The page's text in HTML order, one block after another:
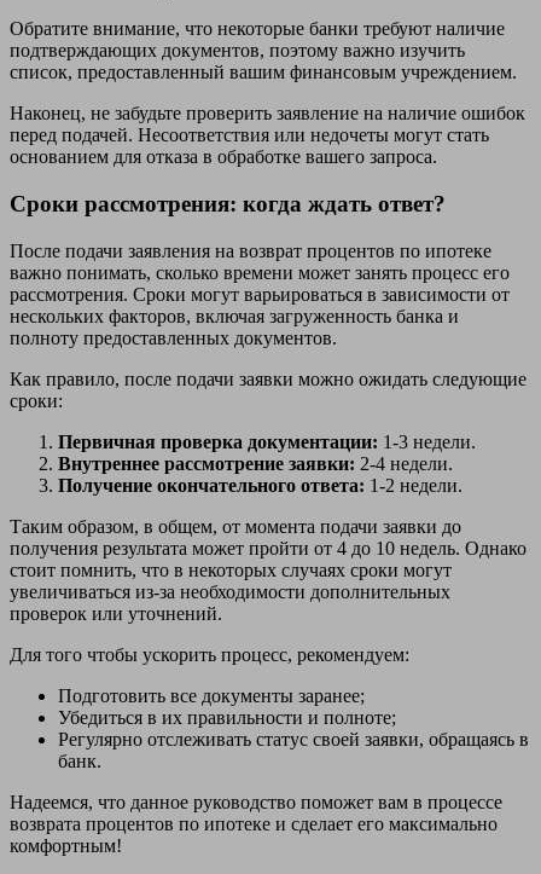
Обратите внимание, что некоторые банки требуют наличие
подтверждающих документов, поэтому важно изучить
список, предоставленный вашим финансовым учреждением.
Наконец, не забудьте проверить заявление на наличие ошибок
перед подачей. Несоответствия или недочеты могут стать
основанием для отказа в обработке вашего запроса.
Сроки рассмотрения: когда ждать ответ?
После подачи заявления на возврат процентов по ипотеке
важно понимать, сколько времени может занять процесс его
рассмотрения. Сроки могут варьироваться в зависимости от
нескольких факторов, включая загруженность банка и
полноту предоставленных документов.
Как правило, после подачи заявки можно ожидать следующие
сроки:
Первичная проверка документации: 1-3 недели.
Внутреннее рассмотрение заявки: 2-4 недели.
Получение окончательного ответа: 1-2 недели.
Таким образом, в общем, от момента подачи заявки до
получения результата может пройти от 4 до 10 недель. Однако
стоит помнить, что в некоторых случаях сроки могут
увеличиваться из-за необходимости дополнительных
проверок или уточнений.
Для того чтобы ускорить процесс, рекомендуем:
Подготовить все документы заранее;
Убедиться в их правильности и полноте;
Регулярно отслеживать статус своей заявки, обращаясь в
банк.
Надеемся, что данное руководство поможет вам в процессе
возврата процентов по ипотеке и сделает его максимально
комфортным!